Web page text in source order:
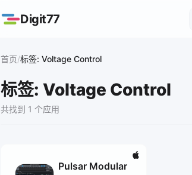
Digit77
首页/标签: Voltage Control
标签: Voltage Control
共找到 1 个应用
Pulsar Modular